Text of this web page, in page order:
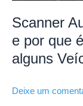
Scanner
e por que
alguns
Deixe um
reparar
alguns
Veículos